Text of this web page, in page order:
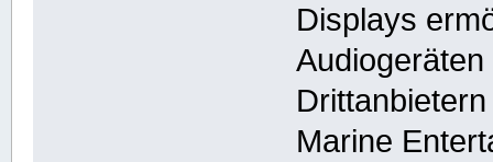
Displays
Audiogeräten
Marine